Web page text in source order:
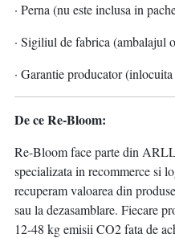
· Perna (nu este inclusa in
· Sigiliul de fabrica (ambalajul
· Garantie producator
De ce Re-Bloom:
Re-Bloom face parte din
specializata in recommerce si
recuperam valoarea din
sau la dezasamblare. Fiecare
12-48 kg emisii CO2 fata de